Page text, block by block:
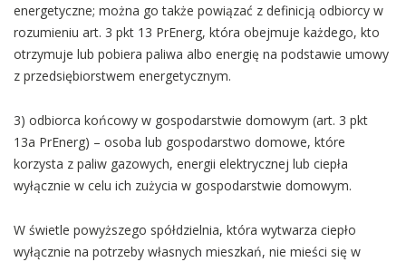
energetyczne; można go także powiązać z definicją odbiorcy w
rozumieniu art. 3 pkt 13 PrEnerg, która obejmuje każdego, kto
otrzymuje lub pobiera paliwa albo energię na podstawie umowy
z przedsiębiorstwem energetycznym.
3) odbiorca końcowy w gospodarstwie domowym (art. 3 pkt
13a PrEnerg) – osoba lub gospodarstwo domowe, które
korzysta z paliw gazowych, energii elektrycznej lub ciepła
wyłącznie w celu ich zużycia w gospodarstwie domowym.
W świetle powyższego spółdzielnia, która wytwarza ciepło
wyłącznie na potrzeby własnych mieszkań, nie mieści się w